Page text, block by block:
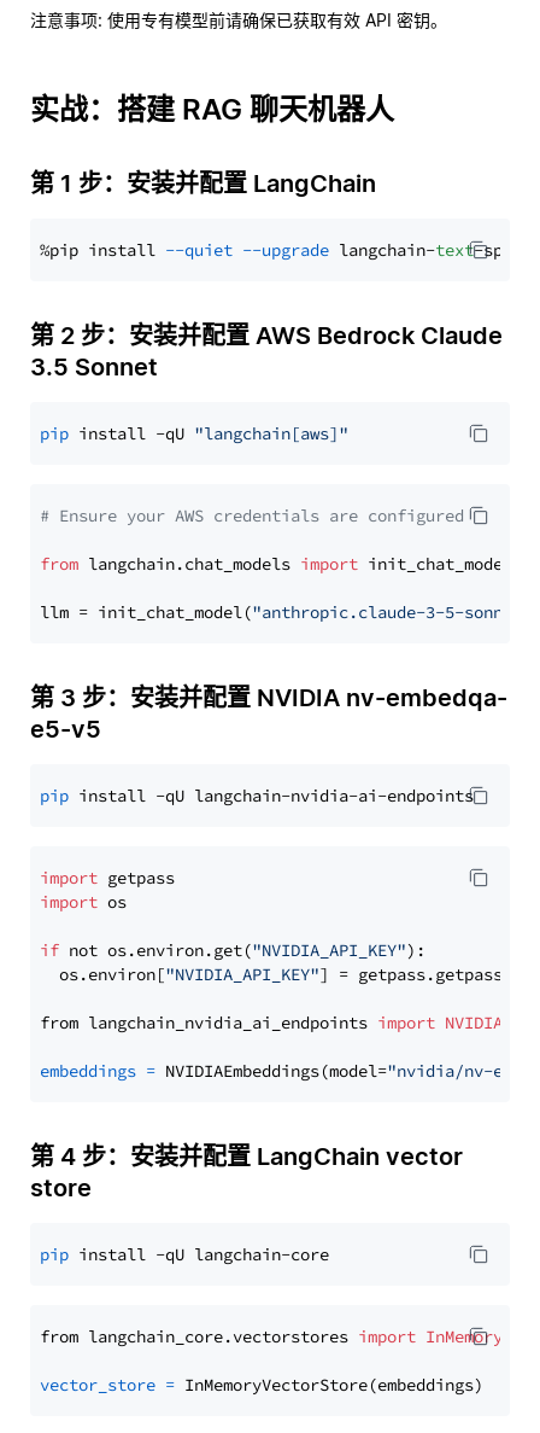
注意事项: 使用专有模型前请确保已获取有效 API 密钥。
实战：搭建 RAG 聊天机器人
第 1 步：安装并配置 LangChain
%pip install --quiet --upgrade langchain-text
第 2 步：安装并配置 AWS Bedrock Claude
3.5 Sonnet
pip install -qU "langchain[aws]"
# Ensure your AWS credentials are configured
from langchain.chat_models import init_chat_model
llm = init_chat_model("anthropic.claude-3-5-sonnet-
第 3 步：安装并配置 NVIDIA nv-embedqa-
e5-v5
pip
import
import os
if not os.environ.get("NVIDIA_API_KEY"):
  os.environ[
"NVIDIA_API_KEY"] = getpass.getpass(
from langchain_nvidia_ai_endpoints import
embeddings = NVIDIAEmbeddings(model="nvidia/nv-
第 4 步：安装并配置 LangChain vector
store
pip
from langchain_core.vectorstores import
vector_store =